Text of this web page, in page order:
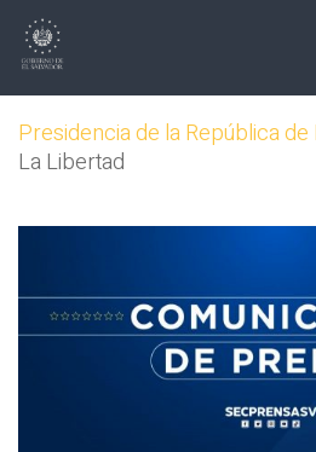
Presidencia de la República de
La Libertad